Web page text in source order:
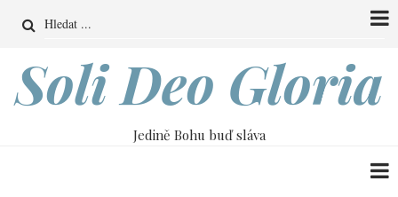
obsahu
Search
Soli Deo Gloria
Jedině Bohu buď sláva